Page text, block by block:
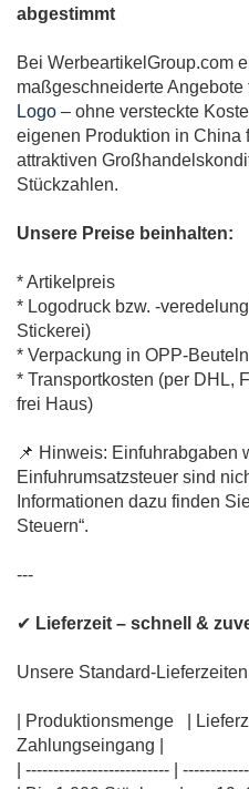
abgestimmt
Bei WerbeartikelGroup.com
maßgeschneiderte Angebote
Logo – ohne versteckte
eigenen Produktion in China
attraktiven
Stückzahlen.
Unsere Preise beinhalten:
* Artikelpreis
* Logodruck bzw. -
Stickerei)
* Verpackung in OPP-
* Transportkosten (per DHL,
frei Haus)
📌 Hinweis: Einfuhrabgaben
Einfuhrumsatzsteuer sind
Informationen dazu finden
Steuern“.
---
✔ Lieferzeit – schnell &
Unsere Standard-
| Produktionsmenge |
Zahlungseingang |
| -------------------------- |